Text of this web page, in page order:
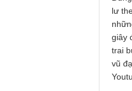
lư
giây
trai
vũ